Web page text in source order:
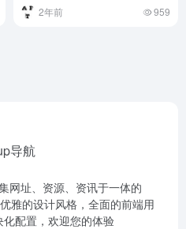
2年前 959
网址、资源、资讯于一体的
雅的设计风格，全面的前端用
配置，欢迎您的体验